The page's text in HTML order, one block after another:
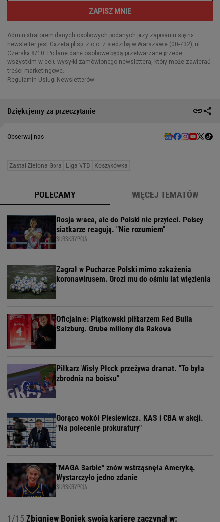
Dziękujemy za przeczytanie
Obserwuj nas
Zastal Zielona Góra Liga VTB Koszykówka
POLECAMY WIĘCEJ TEMATÓW
Rosja wraca, ale do Polski nie przyleci. Polscy
siatkarze reagują. "Nie rozumiem"
SUBSKRYPCJA
Zagrał w Pucharze Polski mimo zakażenia
koronawirusem. Grozi mu do ośmiu lat więzienia
Oficjalnie: Piątkowski piłkarzem Red Bulla
Salzburg. Grube miliony dla Rakowa
Piłkarz Wisły Płock przeżywa dramat. "To była
zbrodnia na boisku"
Gorąco wokół Piesiewicza. KAS i CBA w akcji.
"Na polecenie prokuratury"
"MAGA Barbie" znów wstrząsnęła Ameryką.
Wystarczyło jedno zdanie
SUBSKRYPCJA
1/15 Zbigniew Boniek swoją karierę zaczynał w: